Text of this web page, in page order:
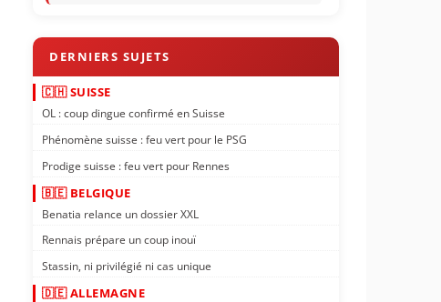
🇨🇭 SUISSE
OL : coup dingue confirmé en Suisse
Phénomène suisse : feu vert pour le PSG
Prodige suisse : feu vert pour Rennes
🇧🇪 BELGIQUE
Benatia relance un dossier XXL
Rennais prépare un coup inouï
Stassin, ni privilégié ni cas unique
🇩🇪 ALLEMAGNE